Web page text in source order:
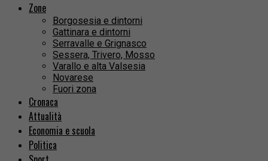
Zone
Borgosesia e dintorni
Gattinara e dintorni
Serravalle e Grignasco
Sessera, Trivero, Mosso
Varallo e alta Valsesia
Novarese
Fuori zona
Cronaca
Attualità
Economia e scuola
Politica